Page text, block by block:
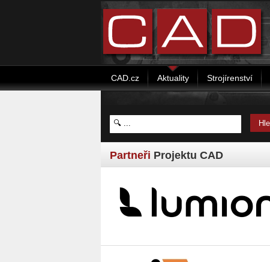
CAD.cz Aktuality Strojírenství
Partneři Projektu CAD